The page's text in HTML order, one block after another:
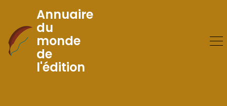
Skip
to
Content
Annuaire
du
monde
de
l'édition